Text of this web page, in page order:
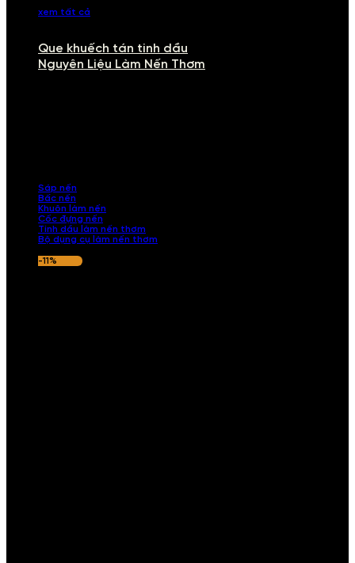
xem tất cả
Que khuếch tán tinh dầu
Nguyên Liệu Làm Nến Thơm
Sáp nến
Bấc nến
Khuôn làm nến
Cốc đựng nến
Tinh dầu làm nến thơm
Bộ dụng cụ làm nến thơm
-11%